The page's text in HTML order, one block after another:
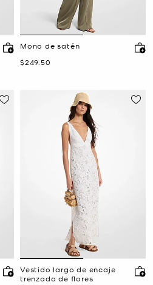
Mono de satén
Ahora
$249.50
Vestido largo de encaje
trenzado de flores